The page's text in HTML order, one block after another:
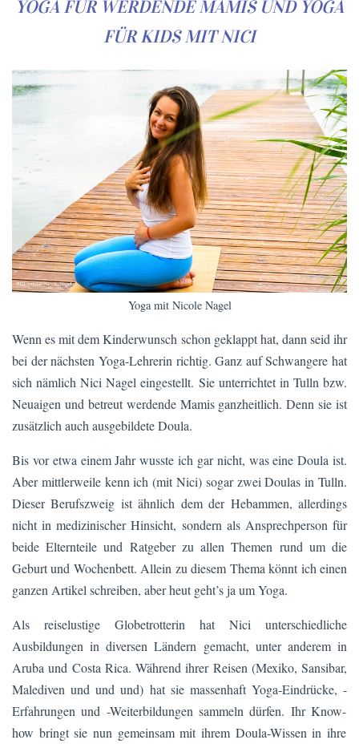
YOGA FÜR WERDENDE MAMIS UND YOGA
FÜR KIDS MIT NICI
Yoga mit Nicole Nagel
Wenn es mit dem Kinderwunsch schon geklappt hat, dann seid ihr
bei der nächsten Yoga-Lehrerin richtig. Ganz auf Schwangere hat
sich nämlich Nici Nagel eingestellt. Sie unterrichtet in Tulln bzw.
Neuaigen und betreut werdende Mamis ganzheitlich. Denn sie ist
zusätzlich auch ausgebildete Doula.
Bis vor etwa einem Jahr wusste ich gar nicht, was eine Doula ist.
Aber mittlerweile kenn ich (mit Nici) sogar zwei Doulas in Tulln.
Dieser Berufszweig ist ähnlich dem der Hebammen, allerdings
nicht in medizinischer Hinsicht, sondern als Ansprechperson für
beide Elternteile und Ratgeber zu allen Themen rund um die
Geburt und Wochenbett. Allein zu diesem Thema könnt ich einen
ganzen Artikel schreiben, aber heut geht’s ja um Yoga.
Als reiselustige Globetrotterin hat Nici unterschiedliche
Ausbildungen in diversen Ländern gemacht, unter anderem in
Aruba und Costa Rica. Während ihrer Reisen (Mexiko, Sansibar,
Malediven und und und) hat sie massenhaft Yoga-Eindrücke, -
Erfahrungen und -Weiterbildungen sammeln dürfen. Ihr Know-
how bringt sie nun gemeinsam mit ihrem Doula-Wissen in ihre